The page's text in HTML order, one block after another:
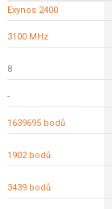
Exynos 2400
3100 MHz
8
-
1639695 bodů
1902 bodů
3439 bodů